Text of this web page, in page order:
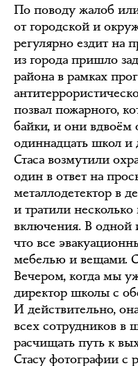
По поводу жалоб
от городской и
регулярно ездит на
из города пришло
района в рамках
позвал пожарного,
байки, и они вдвоём
одиннадцать школ и
Стаса возмутили
один в ответ на
металлодетектор в
и тратили
включения. В одной
что все
мебелью и вещами.
Вечером, когда мы
директор школы с
И действительно,
всех сотрудников в
расчищать путь к
Стасу фотографии с